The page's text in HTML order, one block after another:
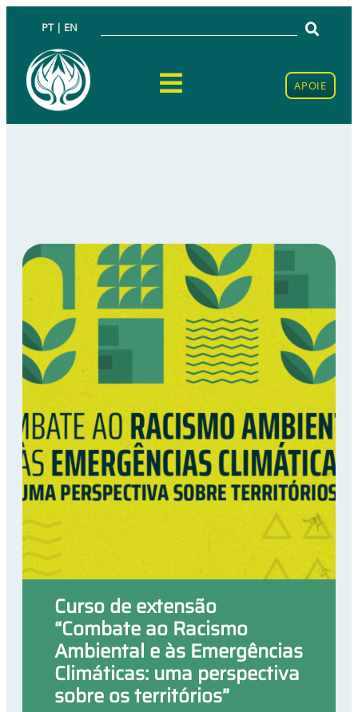
PT | EN
APOIE
Curso de extensão
“Combate ao Racismo
Ambiental e às Emergências
Climáticas: uma perspectiva
sobre os territórios”